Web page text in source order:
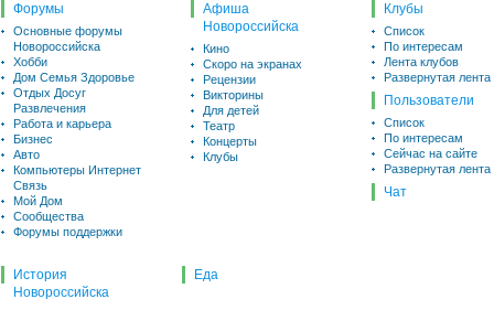
Форумы
Основные форумы
Новороссийска
Хобби
Дом Семья Здоровье
Отдых Досуг
Развлечения
Работа и карьера
Бизнес
Авто
Компьютеры Интернет
Связь
Мой Дом
Сообщества
Форумы поддержки
Афиша
Новороссийска
Кино
Скоро на экранах
Рецензии
Викторины
Для детей
Театр
Концерты
Клубы
Клубы
Список
По интересам
Лента клубов
Развернутая лента
Пользователи
Список
По интересам
Сейчас на сайте
Развернутая лента
Чат
История
Новороссийска
Еда